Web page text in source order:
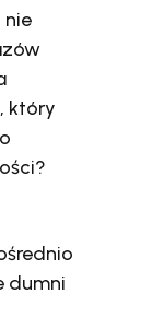
nie
który
dumni